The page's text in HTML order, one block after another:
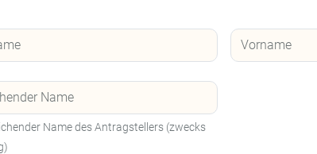
Name des Antragstellers (zwecks